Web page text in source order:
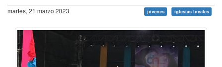
martes, 21 marzo 2023 jóvenes iglesias locales